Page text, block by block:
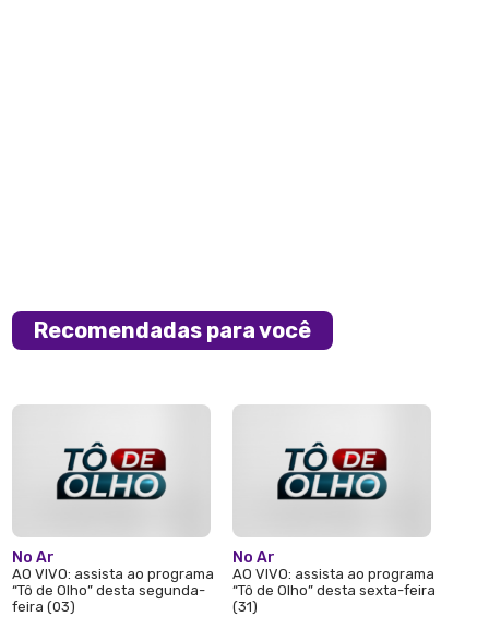
Recomendadas para você
No Ar
AO VIVO: assista ao programa
“Tô de Olho” desta segunda-
feira (03)
No Ar
AO VIVO: assista ao programa
“Tô de Olho” desta sexta-feira
(31)